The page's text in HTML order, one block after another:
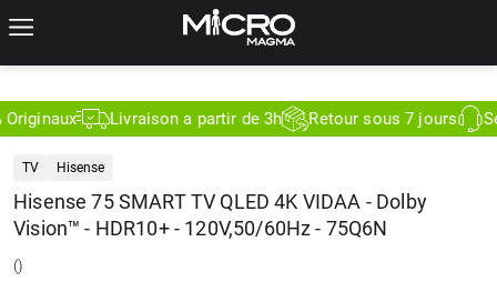
a partir de 3h Retour sous 7 jours Service Client 7j/7
TV Hisense
Hisense 75 SMART TV QLED 4K VIDAA - Dolby
Vision™ - HDR10+ - 120V,50/60Hz - 75Q6N
()